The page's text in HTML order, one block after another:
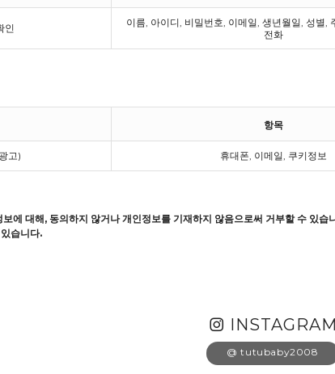
인
이름, 아이디, 비밀번호, 이메일, 생년월일, 성별,
전화
항목
고) 휴대폰, 이메일, 쿠키정보
에 대해, 동의하지 않거나 개인정보를 기재하지 않음으로써 거부할 수 있습
습니다.
INSTAGRAM
@ tutubaby2008